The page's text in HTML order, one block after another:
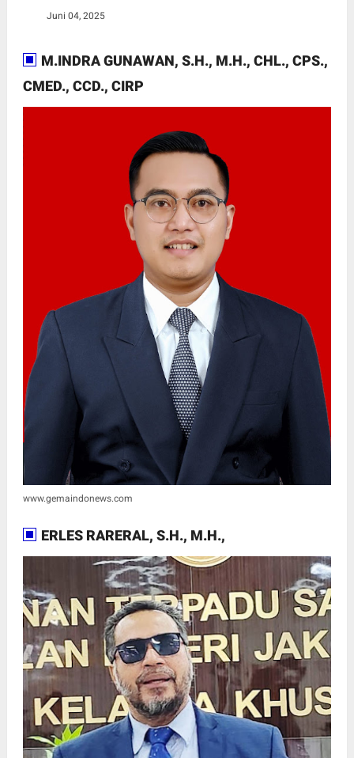
Juni 04, 2025
M.INDRA GUNAWAN, S.H., M.H., CHL., CPS.,
CMED., CCD., CIRP
www.gemaindonews.com
ERLES RARERAL, S.H., M.H.,